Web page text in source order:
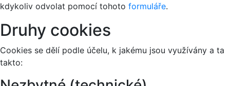
kdykoliv odvolat pomocí tohoto formuláře.
Druhy cookies
Cookies se dělí podle účelu, k jakému jsou využívány a ta
takto: